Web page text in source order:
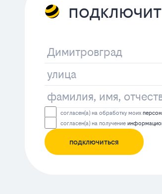
согласен(а) на обработку моих
согласен(а) на получение
подключиться